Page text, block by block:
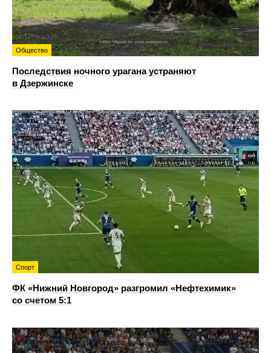
Общество
Последствия ночного урагана устраняют
в Дзержинске
Спорт
ФК «Нижний Новгород» разгромил «Нефтехимик»
со счетом 5:1